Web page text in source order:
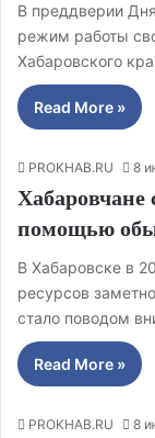
В преддверии
режим работы
Хабаровского
Read More »
PROKHAB.RU 8
помощью
В Хабаровске в
ресурсов
стало поводом
Read More »
PROKHAB.RU 8